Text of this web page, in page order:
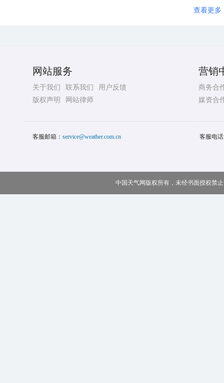
查看更多
网站服务
关于我们 联系我们
用户反馈
版权声明
网站律师
营销
商务合
媒资合
客服邮箱： service@weather.com.cn 客服电
中国天气网版权所有，未经书面授权